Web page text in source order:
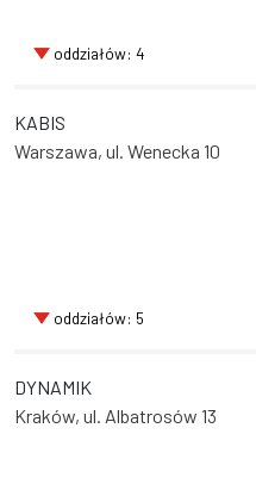
oddziałów: 4
KABIS
Warszawa, ul. Wenecka 10
oddziałów: 5
DYNAMIK
Kraków, ul. Albatrosów 13